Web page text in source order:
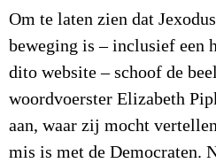
Om te laten zien dat
beweging is – inclusief een
dito website – schoof de
woordvoerster Elizabeth
aan, waar zij mocht
mis is met de Democraten.